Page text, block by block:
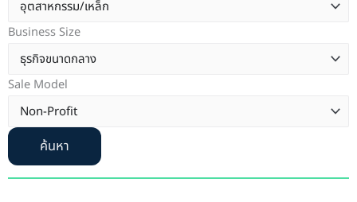
Business Size
Sale Model
ค้นหา